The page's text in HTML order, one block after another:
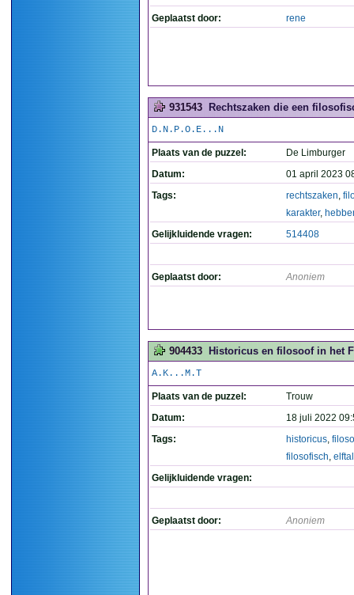
Geplaatst door: rene
931543 Rechtszaken die een
D.N.P.O.E...N
Plaats van de puzzel:
De Limburger
Datum:
01 april 2023
Tags:
rechtszaken,
karakter,
Gelijkluidende vragen:
514408
Geplaatst door: Anoniem
904433 Historicus en filosoof in het
A.K...M.T
Plaats van de puzzel:
Trouw
Datum:
18 juli 2022
Tags:
historicus,
filosofisch, elftal
Gelijkluidende vragen:
Geplaatst door: Anoniem